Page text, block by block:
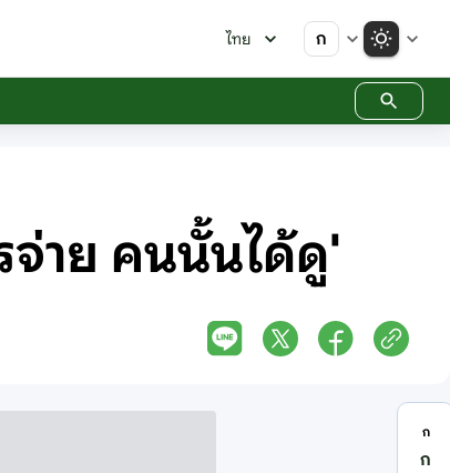
ไทย ก
าย คนนั้นได้ดู'
ก
ก